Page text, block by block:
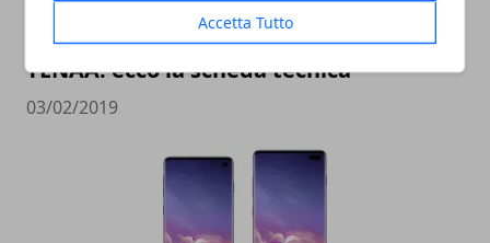
Accetta Tutto
Motorola Moto G7 Plus certificato
TENAA: ecco la scheda tecnica
03/02/2019